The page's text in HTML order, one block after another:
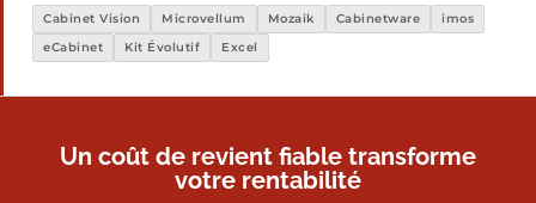
Cabinet Vision Microvellum Mozaik Cabinetware
imos
eCabinet
Kit Évolutif Excel
Un coût de revient fiable transforme
votre rentabilité